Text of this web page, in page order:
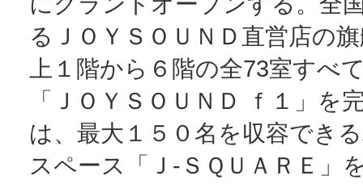
るＪＯＹＳＯＵＮＤ直営店の
上１階から６階の全73室すべ
「ＪＯＹＳＯＵＮＤ ｆ１」を
は、最大１５０名を収容でき
スペース「Ｊ‐ＳＱＵＡＲＥ」